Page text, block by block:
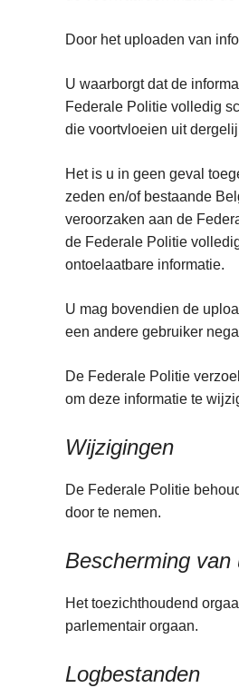
Door het uploaden van
U waarborgt dat de
Federale Politie volledig
die voortvloeien uit
Het is u in geen geval
zeden en/of bestaande
veroorzaken aan de
de Federale Politie
ontoelaatbare informatie.
U mag bovendien de
een andere gebruiker
De Federale Politie
om deze informatie te
Wijzigingen
De Federale Politie
door te nemen.
Bescherming
Het toezichthoudend
parlementair orgaan.
Logbestanden